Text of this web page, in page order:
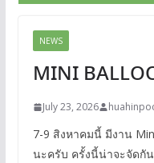
NEWS
MINI
July 23, 2026
7-9 สิงหาคมนี้ มีงาน
นะครับ ครั้งนี้น่าจะจัดกั